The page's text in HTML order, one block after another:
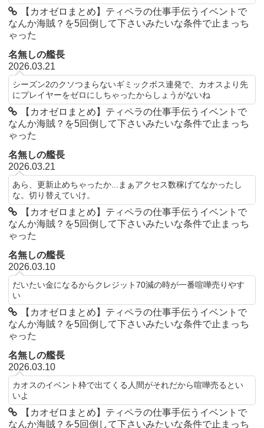
【カオゼロまとめ】ティペラの仕事手伝うイベントで
なんか海賊？を5回倒して下さいみたいな条件で止まっち
ゃった
名無しの艦長
2026.03.21
シーズン2のクソつまらないギミックボス連発で、カオスより先
にプレイヤーをゼロにしちゃったからしょうがないね
【カオゼロまとめ】ティペラの仕事手伝うイベントで
なんか海賊？を5回倒して下さいみたいな条件で止まっち
ゃった
名無しの艦長
2026.03.21
あら、更新止めちゃったか...まぁアクセス数稼げてなかったし
な。切り替えていけ。
【カオゼロまとめ】ティペラの仕事手伝うイベントで
なんか海賊？を5回倒して下さいみたいな条件で止まっち
ゃった
名無しの艦長
2026.03.10
だいたい金になるからクレジット70減の時が一番喧嘩売りやす
い
【カオゼロまとめ】ティペラの仕事手伝うイベントで
なんか海賊？を5回倒して下さいみたいな条件で止まっち
ゃった
名無しの艦長
2026.03.10
カオスのイベント枠で出てくる人間がそれだから喧嘩売るとい
いよ
【カオゼロまとめ】ティペラの仕事手伝うイベントで
なんか海賊？を5回倒して下さいみたいな条件で止まっち